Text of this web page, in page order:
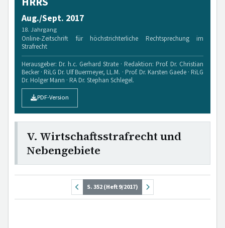
Aug./Sept. 2017
18. Jahrgang
Online-Zeitschrift für höchstrichterliche Rechtsprechung im
Strafrecht
Herausgeber: Dr. h.c. Gerhard Strate · Redaktion: Prof. Dr. Christian
Becker · RiLG Dr. Ulf Buermeyer, LL.M. · Prof. Dr. Karsten Gaede · RiLG
Dr. Holger Mann · RA Dr. Stephan Schlegel.
PDF-Version
V. Wirtschaftsstrafrecht und
Nebengebiete
S. 352 (Heft 9/2017)